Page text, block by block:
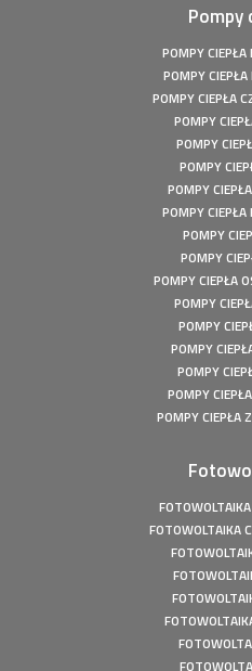
Fotowoltaika Wola
o mocy: 4,99 kWp
Fotowoltaika Aquapark
Fotowoltaika Bełchatów -
Pompa ciepła Kępiny
Pompa ciepła Wola
Fotowoltaika Wiśniowa
Magazyn Energii Ródka -
Magazyn Energii
Fotowoltaika Zajazd Ostoja
Fotowoltaika z magazynem
Fotowoltaika Hanuszów -
Fotowoltaika Biadki -
Fotowoltaika Stargard-
Fotowoltaika Uście -
Fotowoltaika Wytowno -
Pompy
POMPY
POMPY
POMPY CIEPŁA
POMPY
POMPY
POMPY
POMPY
POMPY
POMPY
POMPY
POMPY CIEPŁA
POMPY
POMPY
POMPY
POMPY
POMPY
POMPY CIEPŁA
FOTOWOLTAIKA